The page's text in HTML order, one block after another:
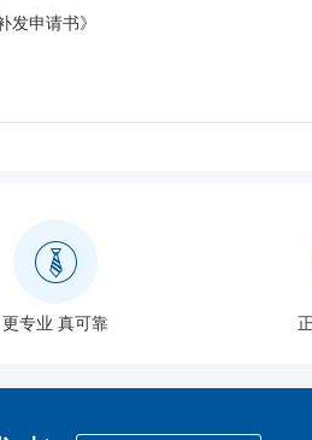
发申请书》
更专业 真可靠